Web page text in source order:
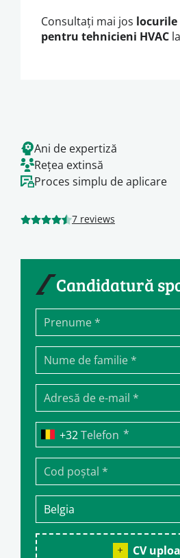
Consultați mai jos locurile
pentru tehnicieni HVAC
Candidatură
Telefon *
CV
Ani de expertiză
Rețea extinsă
Proces simplu de aplicare
7 reviews